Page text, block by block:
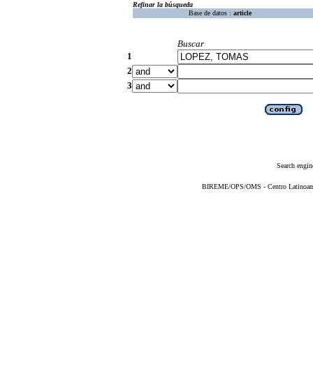
Refinar la búsqueda
Base de datos : article
Buscar
1
2
3
Search
BIREME/OPS/OMS - Centro